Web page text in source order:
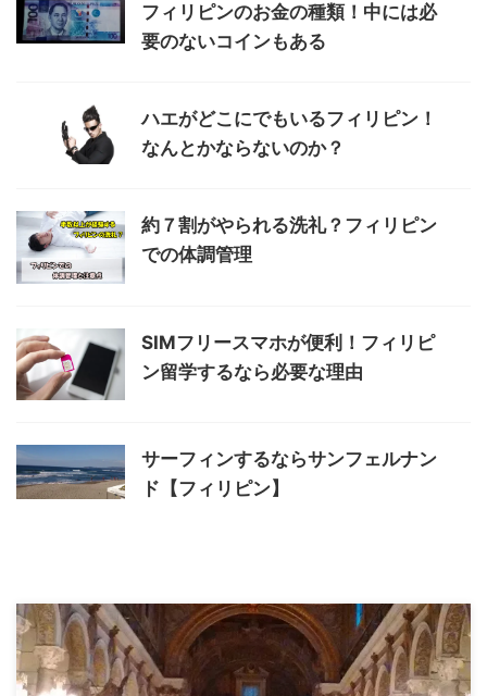
フィリピンのお金の種類！中には必
要のないコインもある
ハエがどこにでもいるフィリピン！
なんとかならないのか？
約７割がやられる洗礼？フィリピン
での体調管理
SIMフリースマホが便利！フィリピ
ン留学するなら必要な理由
サーフィンするならサンフェルナン
ド【フィリピン】